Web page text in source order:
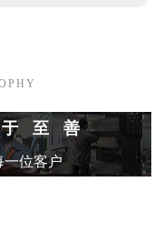
至善
一位客户